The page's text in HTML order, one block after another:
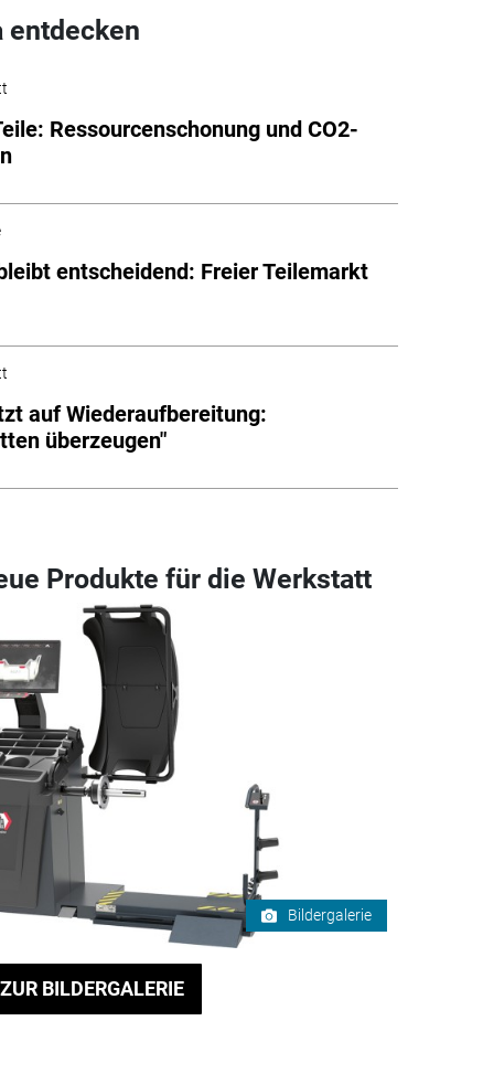
entdecken
Ressourcenschonung und CO2-
entscheidend: Freier Teilemarkt
auf Wiederaufbereitung:
überzeugen"
Produkte für die Werkstatt
Bildergalerie
ZUR BILDERGALERIE